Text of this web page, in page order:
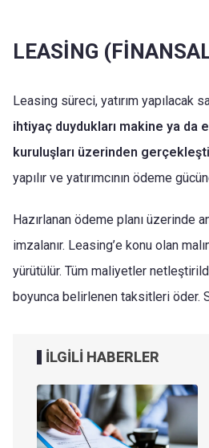
LEASİNG
Leasing süreci, yatırım yapılacak
ihtiyaç duydukları makine ya
kuruluşları üzerinden
yapılır ve yatırımcının ödeme
Hazırlanan ödeme planı üzerinde
imzalanır. Leasing’e konu olan
yürütülür. Tüm maliyetler
boyunca belirlenen taksitleri öder.
İLGİLİ HABERLER